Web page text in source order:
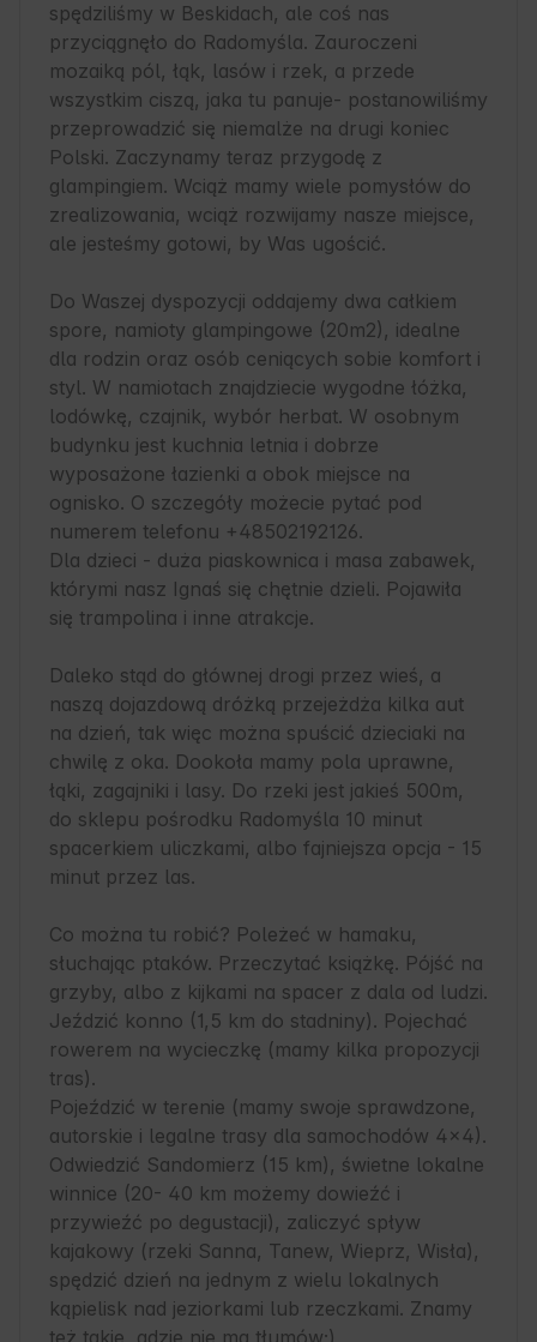
spędziliśmy w Beskidach, ale coś nas
przyciągnęło do Radomyśla. Zauroczeni
mozaiką pól, łąk, lasów i rzek, a przede
wszystkim ciszą, jaka tu panuje- postanowiliśmy
przeprowadzić się niemalże na drugi koniec
Polski. Zaczynamy teraz przygodę z
glampingiem. Wciąż mamy wiele pomysłów do
zrealizowania, wciąż rozwijamy nasze miejsce,
ale jesteśmy gotowi, by Was ugościć.
Do Waszej dyspozycji oddajemy dwa całkiem
spore, namioty glampingowe (20m2), idealne
dla rodzin oraz osób ceniących sobie komfort i
styl. W namiotach znajdziecie wygodne łóżka,
lodówkę, czajnik, wybór herbat. W osobnym
budynku jest kuchnia letnia i dobrze
wyposażone łazienki a obok miejsce na
ognisko. O szczegóły możecie pytać pod
numerem telefonu +48502192126.
Dla dzieci - duża piaskownica i masa zabawek,
którymi nasz Ignaś się chętnie dzieli. Pojawiła
się trampolina i inne atrakcje.
Daleko stąd do głównej drogi przez wieś, a
naszą dojazdową dróżką przejeżdża kilka aut
na dzień, tak więc można spuścić dzieciaki na
chwilę z oka. Dookoła mamy pola uprawne,
łąki, zagajniki i lasy. Do rzeki jest jakieś 500m,
do sklepu pośrodku Radomyśla 10 minut
spacerkiem uliczkami, albo fajniejsza opcja - 15
minut przez las.
Co można tu robić? Poleżeć w hamaku,
słuchając ptaków. Przeczytać książkę. Pójść na
grzyby, albo z kijkami na spacer z dala od ludzi.
Jeździć konno (1,5 km do stadniny). Pojechać
rowerem na wycieczkę (mamy kilka propozycji
tras).
Pojeździć w terenie (mamy swoje sprawdzone,
autorskie i legalne trasy dla samochodów 4x4).
Odwiedzić Sandomierz (15 km), świetne lokalne
winnice (20- 40 km możemy dowieźć i
przywieźć po degustacji), zaliczyć spływ
kajakowy (rzeki Sanna, Tanew, Wieprz, Wisła),
spędzić dzień na jednym z wielu lokalnych
kąpielisk nad jeziorkami lub rzeczkami. Znamy